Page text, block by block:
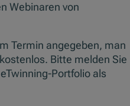
Webinaren von
Termin angegeben, man
Bitte melden Sie
Portfolio als